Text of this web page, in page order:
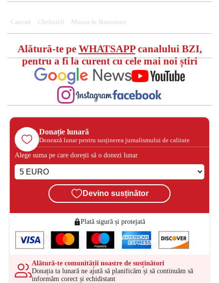
Cancan Cheltuieli Munca In Strainatate
Alătură-te pe WHATSAPPcanalului BZI,
pentru a fi la curent cu cele mai noi știri
Donație lunară
Donează lunar pentru susținerea jurnalismului de calitate
Alege suma pe care dorești să o donezi lunar
Devino susținător
Plată sigură și protejată
Alătură-te comunității noastre de susținători
Donația ta lunară ne ajută să planificăm și să continuăm să
informăm corect și echidistant